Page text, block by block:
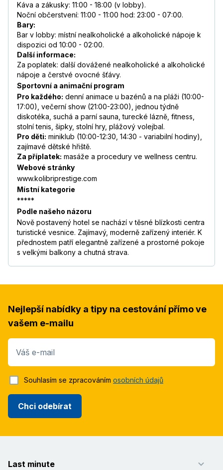
Káva a zákusky: 11:00 - 18:00 (v lobby).
Noční občerstvení: 11:00 - 11:00 hod: 23:00 - 07:00.
Bary:
Bar v lobby: místní nealkoholické a alkoholické nápoje k
dispozici od 10:00 - 02:00.
Další informace:
Za poplatek: další dovážené nealkoholické a alkoholické
nápoje a čerstvé ovocné šťávy.
Sportovní a animační program
Pro každého: denní animace u bazénů a na pláži (10:00-
17:00), večerní show (21:00-23:00), jednou týdně
diskotéka, suchá a parní sauna, turecké lázně, fitness,
stolní tenis, šipky, stolní hry, plážový volejbal.
Pro děti: miniklub (10:00-12:30, 14:30 - variabilní hodiny),
zajímavé dětské hřiště.
Za příplatek: masáže a procedury ve wellness centru.
Webové stránky
www.kolibriprestige.com
Místní kategorie
*****
Podle našeho názoru
Nově postavený hotel se nachází v těsné blízkosti centra
turistické vesnice. Zajímavý, moderně zařízený interiér. K
přednostem patří elegantně zařízené a prostorné pokoje
s velkými balkony a chutná strava.
Nejlepší nabídky a tipy na cestování přímo ve
vašem e-mailu
Váš e-mail
Chci odebírat
Souhlasím se zpracováním osobních údajů
Last minute